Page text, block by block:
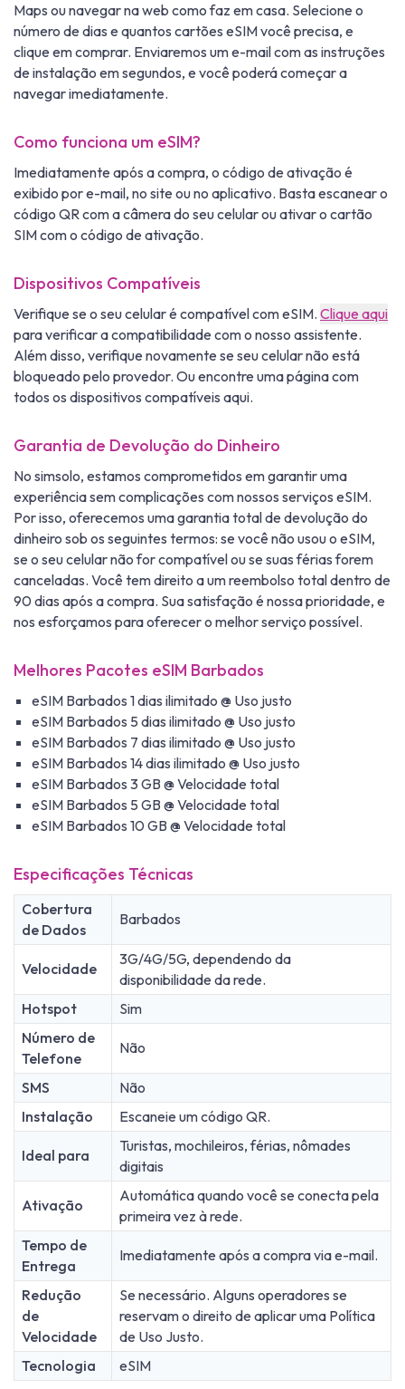
Maps ou navegar na web como faz em casa. Selecione o
número de dias e quantos cartões eSIM você precisa, e
clique em comprar. Enviaremos um e-mail com as instruções
de instalação em segundos, e você poderá começar a
navegar imediatamente.
Como funciona um eSIM?
Imediatamente após a compra, o código de ativação é
exibido por e-mail, no site ou no aplicativo. Basta escanear o
código QR com a câmera do seu celular ou ativar o cartão
SIM com o código de ativação.
Dispositivos Compatíveis
Verifique se o seu celular é compatível com eSIM. Clique aqui
para verificar a compatibilidade com o nosso assistente.
Além disso, verifique novamente se seu celular não está
bloqueado pelo provedor. Ou encontre uma página com
todos os dispositivos compatíveis aqui.
Garantia de Devolução do Dinheiro
No simsolo, estamos comprometidos em garantir uma
experiência sem complicações com nossos serviços eSIM.
Por isso, oferecemos uma garantia total de devolução do
dinheiro sob os seguintes termos: se você não usou o eSIM,
se o seu celular não for compatível ou se suas férias forem
canceladas. Você tem direito a um reembolso total dentro de
90 dias após a compra. Sua satisfação é nossa prioridade, e
nos esforçamos para oferecer o melhor serviço possível.
Melhores Pacotes eSIM Barbados
eSIM Barbados 1 dias ilimitado @ Uso justo
eSIM Barbados 5 dias ilimitado @ Uso justo
eSIM Barbados 7 dias ilimitado @ Uso justo
eSIM Barbados 14 dias ilimitado @ Uso justo
eSIM Barbados 3 GB @ Velocidade total
eSIM Barbados 5 GB @ Velocidade total
eSIM Barbados 10 GB @ Velocidade total
Especificações Técnicas
Cobertura
de Dados
Barbados
Velocidade
3G/4G/5G, dependendo da
disponibilidade da rede.
Hotspot
Sim
Número de
Telefone
Não
SMS
Não
Instalação
Escaneie um código QR.
Ideal para
Turistas, mochileiros, férias, nômades
digitais
Ativação
Automática quando você se conecta pela
primeira vez à rede.
Tempo de
Entrega
Imediatamente após a compra via e-mail.
Redução
de
Velocidade
Se necessário. Alguns operadores se
reservam o direito de aplicar uma Política
de Uso Justo.
Tecnologia
eSIM